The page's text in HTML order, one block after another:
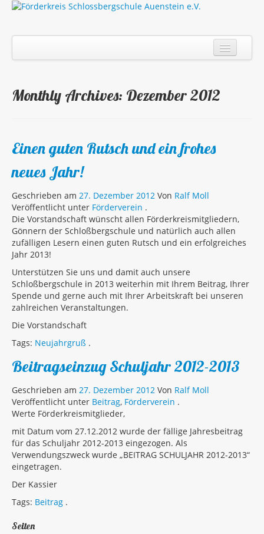
Mitgliedschaft
Kontakt
Monthly Archives: Dezember 2012
Einen guten Rutsch und ein frohes
neues Jahr!
Geschrieben am 27. Dezember 2012 Von Ralf Moll
Veröffentlicht unter Förderverein .
Die Vorstandschaft wünscht allen Förderkreismitgliedern,
Gönnern der Schloßbergschule und natürlich auch allen
zufälligen Lesern einen guten Rutsch und ein erfolgreiches
Jahr 2013!
Unterstützen Sie uns und damit auch unsere
Schloßbergschule in 2013 weiterhin mit Ihrem Beitrag, Ihrer
Spende und gerne auch mit Ihrer Arbeitskraft bei unseren
zahlreichen Veranstaltungen.
Die Vorstandschaft
Tags: Neujahrgruß .
Beitragseinzug Schuljahr 2012-2013
Geschrieben am 27. Dezember 2012 Von Ralf Moll
Veröffentlicht unter Beitrag, Förderverein .
Werte Förderkreismitglieder,
mit Datum vom 27.12.2012 wurde der fällige Jahresbeitrag
für das Schuljahr 2012-2013 eingezogen. Als
Verwendungszweck wurde „BEITRAG SCHULJAHR 2012-2013“
eingetragen.
Der Kassier
Tags: Beitrag .
Seiten